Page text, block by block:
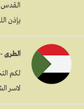
القدس
بإذن
الطرى
لكم
لاسر